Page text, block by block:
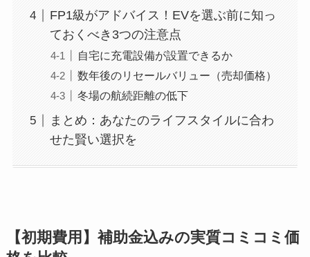
FP1級がアドバイス！EVを選ぶ前に知っ
ておくべき3つの注意点
自宅に充電設備が設置できるか
数年後のリセールバリュー（売却価格）
冬場の航続距離の低下
まとめ：あなたのライフスタイルに合わ
せた賢い選択を
【初期費用】補助金込みの実質コミコミ価